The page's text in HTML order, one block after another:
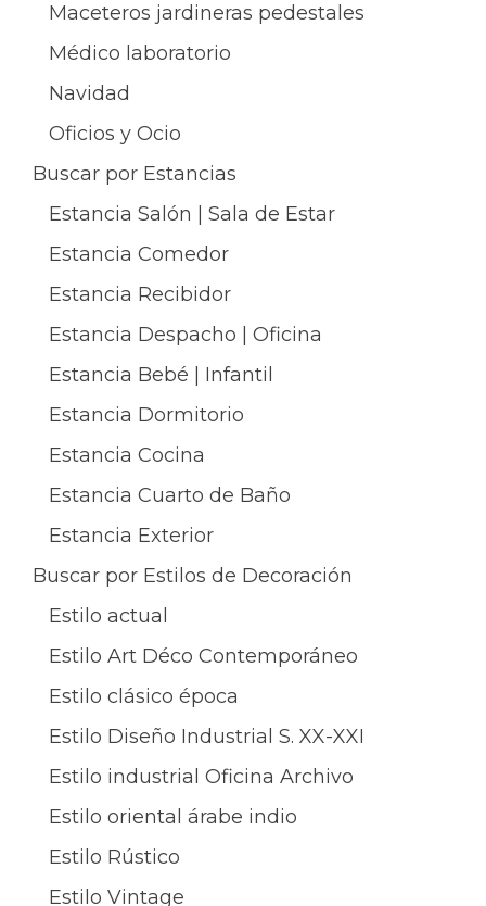
Maceteros jardineras pedestales
Médico laboratorio
Navidad
Oficios y Ocio
Buscar por Estancias
Estancia Salón | Sala de Estar
Estancia Comedor
Estancia Recibidor
Estancia Despacho | Oficina
Estancia Bebé | Infantil
Estancia Dormitorio
Estancia Cocina
Estancia Cuarto de Baño
Estancia Exterior
Buscar por Estilos de Decoración
Estilo actual
Estilo Art Déco Contemporáneo
Estilo clásico época
Estilo Diseño Industrial S. XX-XXI
Estilo industrial Oficina Archivo
Estilo oriental árabe indio
Estilo Rústico
Estilo Vintage